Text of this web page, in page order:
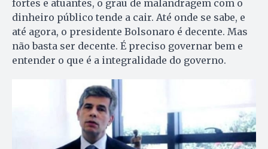
fortes e atuantes, o grau de malandragem com o
dinheiro público tende a cair. Até onde se sabe, e
até agora, o presidente Bolsonaro é decente. Mas
não basta ser decente. É preciso governar bem e
entender o que é a integralidade do governo.